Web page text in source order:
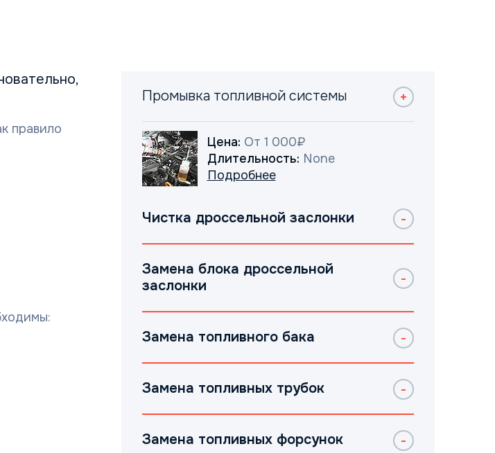
правило
Промывка топливной системы
Цена: От 1 000₽
Длительность: None
Подробнее
Чистка дроссельной заслонки
Замена блока дроссельной
заслонки
Замена топливного бака
Замена топливных трубок
Замена топливных форсунок